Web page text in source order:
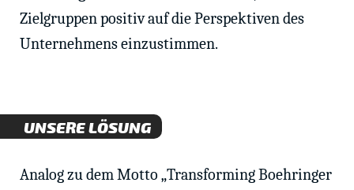
Zielgruppen positiv auf die Perspektiven des
Unternehmens einzustimmen.
UNSERE LÖSUNG
Analog zu dem Motto „Transforming Boehringer